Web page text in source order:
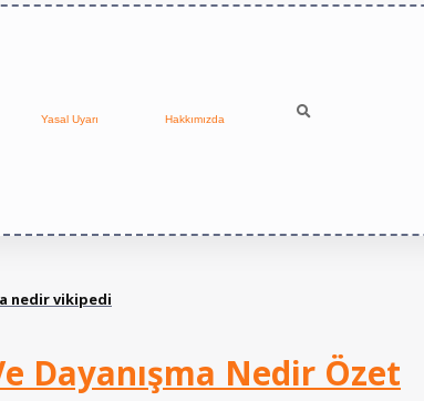
Yasal Uyarı Hakkımızda
nedir vikipedi
Dayanışma Nedir Özet